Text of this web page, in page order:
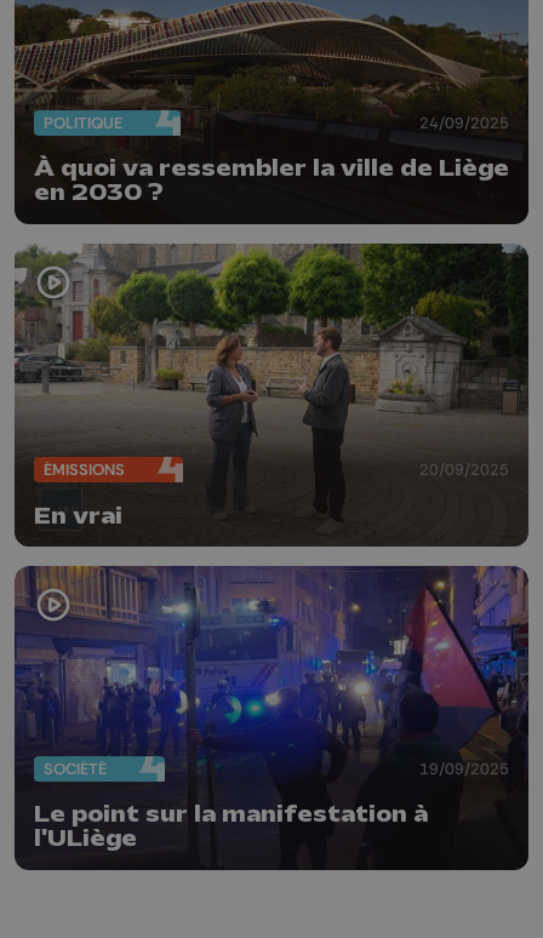
POLITIQUE 24/09/2025
À quoi va ressembler la ville de Liège
en 2030 ?
ÉMISSIONS 20/09/2025
En vrai
SOCIÉTÉ 19/09/2025
Le point sur la manifestation à
l'ULiège